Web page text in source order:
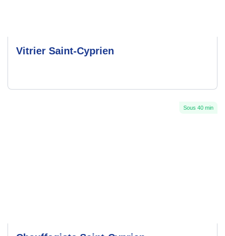
Vitrier Saint-Cyprien
Sous 40 min